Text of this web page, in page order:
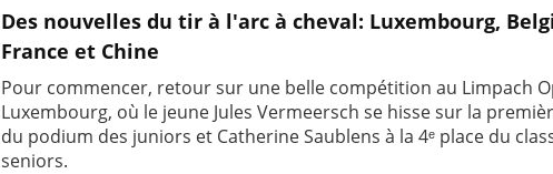
Des nouvelles du tir à l'arc à cheval: Luxembourg,
France et Chine
Pour commencer, retour sur une belle compétition au Limpach
Luxembourg, où le jeune Jules Vermeersch se hisse sur la
du podium des juniors et Catherine Saublens à la 4ᵉ place du
seniors.